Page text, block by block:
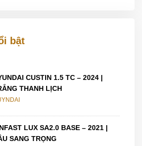
bật
CUSTIN 1.5 TC – 2024 |
THANH LỊCH
LUX SA2.0 BASE – 2021 |
SANG TRỌNG